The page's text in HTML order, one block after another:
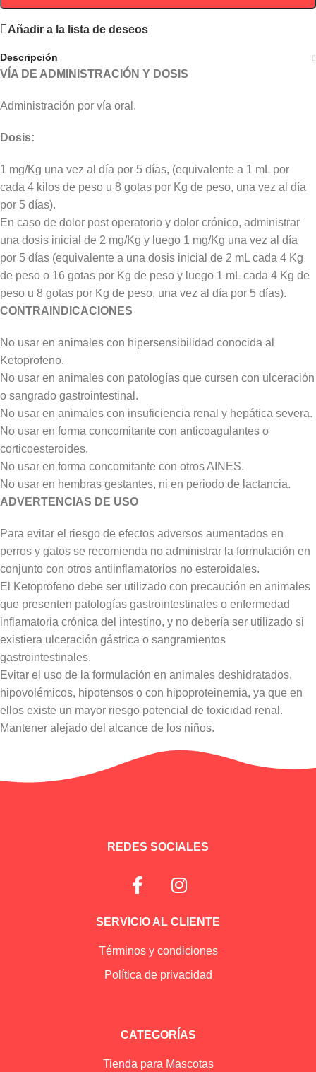
Añadir a la lista de deseos
Descripción
VÍA DE ADMINISTRACIÓN Y DOSIS
Administración por vía oral.
Dosis:
1 mg/Kg una vez al día por 5 días, (equivalente a 1 mL por
cada 4 kilos de peso u 8 gotas por Kg de peso, una vez al día
por 5 días).
En caso de dolor post operatorio y dolor crónico, administrar
una dosis inicial de 2 mg/Kg y luego 1 mg/Kg una vez al día
por 5 días (equivalente a una dosis inicial de 2 mL cada 4 Kg
de peso o 16 gotas por Kg de peso y luego 1 mL cada 4 Kg de
peso u 8 gotas por Kg de peso, una vez al día por 5 días).
CONTRAINDICACIONES
No usar en animales con hipersensibilidad conocida al
Ketoprofeno.
No usar en animales con patologías que cursen con ulceración
o sangrado gastrointestinal.
No usar en animales con insuficiencia renal y hepática severa.
No usar en forma concomitante con anticoagulantes o
corticoesteroides.
No usar en forma concomitante con otros AINES.
No usar en hembras gestantes, ni en periodo de lactancia.
ADVERTENCIAS DE USO
Para evitar el riesgo de efectos adversos aumentados en
perros y gatos se recomienda no administrar la formulación en
conjunto con otros antiinflamatorios no esteroidales.
El Ketoprofeno debe ser utilizado con precaución en animales
que presenten patologías gastrointestinales o enfermedad
inflamatoria crónica del intestino, y no debería ser utilizado si
existiera ulceración gástrica o sangramientos
gastrointestinales.
Evitar el uso de la formulación en animales deshidratados,
hipovolémicos, hipotensos o con hipoproteinemia, ya que en
ellos existe un mayor riesgo potencial de toxicidad renal.
Mantener alejado del alcance de los niños.
REDES SOCIALES
SERVICIO AL CLIENTE
Términos y condiciones
Política de privacidad
CATEGORÍAS
Tienda para Mascotas